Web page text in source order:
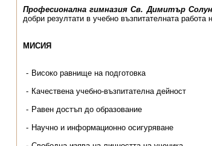
Професионална гимназия Св. Димитър
добри резултати в учебно възпитателната работа
МИСИЯ
Високо равнище на подготовка
Качествена учебно-възпитателна дейност
Равен достъп до образование
Научно и информационно осигуряване